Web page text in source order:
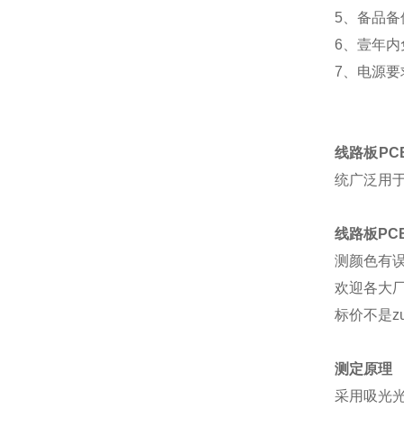
5 、备品
6 、壹年
7 、电源
线路板
统广泛用
线路板
测颜色有
欢迎各大
标价不是
测定原理
采用吸光